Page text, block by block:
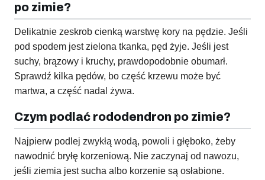
po zimie?
Delikatnie zeskrob cienką warstwę kory na pędzie. Jeśli
pod spodem jest zielona tkanka, pęd żyje. Jeśli jest
suchy, brązowy i kruchy, prawdopodobnie obumarł.
Sprawdź kilka pędów, bo część krzewu może być
martwa, a część nadal żywa.
Czym podlać rododendron po zimie?
Najpierw podlej zwykłą wodą, powoli i głęboko, żeby
nawodnić bryłę korzeniową. Nie zaczynaj od nawozu,
jeśli ziemia jest sucha albo korzenie są osłabione.